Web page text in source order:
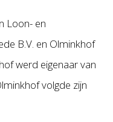
Loon- en
B.V. en Olminkhof
werd eigenaar van
volgde zijn